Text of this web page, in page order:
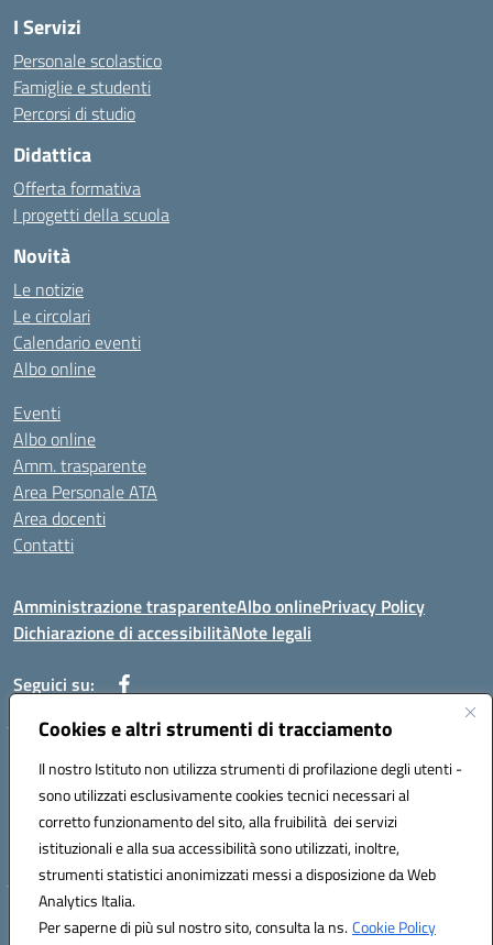
Cookies e altri strumenti di tracciamento
Il nostro Istituto non utilizza strumenti di profilazione degli utenti -
sono utilizzati esclusivamente cookies tecnici necessari al
corretto funzionamento del sito, alla fruibilità dei servizi
istituzionali e alla sua accessibilità sono utilizzati, inoltre,
strumenti statistici anonimizzati messi a disposizione da Web
Analytics Italia.
Per saperne di più sul nostro sito, consulta la ns.Cookie Policy
I Servizi
Personale scolastico
Famiglie e studenti
Percorsi di studio
Didattica
Offerta formativa
I progetti della scuola
Novità
Le notizie
Le circolari
Calendario eventi
Albo online
Eventi
Albo online
Amm. trasparente
Area Personale ATA
Area docenti
Contatti
Amministrazione trasparenteAlbo onlinePrivacy Policy
Dichiarazione di accessibilitàNote legali
Seguici su:
Indirizzo: VIA BRECCIAME, 46 - 81024 MADDALONI (CE)
Mail: CEIC8AU001@istruzione.it - Pec: CEIC8AU001@pec.istruzione.it -
Telefono: 0823408721
Meccanografico: CEIC8AU001
Codice fiscale: 93086080616
Hosting & Powered by 3D Solution S.r.l.